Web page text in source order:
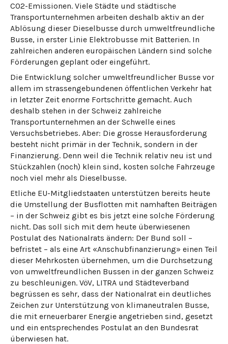
CO2-Emissionen. Viele Städte und städtische
Transportunternehmen arbeiten deshalb aktiv an der
Ablösung dieser Dieselbusse durch umweltfreundliche
Busse, in erster Linie Elektrobusse mit Batterien. In
zahlreichen anderen europäischen Ländern sind solche
Förderungen geplant oder eingeführt.
Die Entwicklung solcher umweltfreundlicher Busse vor
allem im strassengebundenen öffentlichen Verkehr hat
in letzter Zeit enorme Fortschritte gemacht. Auch
deshalb stehen in der Schweiz zahlreiche
Transportunternehmen an der Schwelle eines
Versuchsbetriebes. Aber: Die grosse Herausforderung
besteht nicht primär in der Technik, sondern in der
Finanzierung. Denn weil die Technik relativ neu ist und
Stückzahlen (noch) klein sind, kosten solche Fahrzeuge
noch viel mehr als Dieselbusse.
Etliche EU-Mitgliedstaaten unterstützen bereits heute
die Umstellung der Busflotten mit namhaften Beiträgen
– in der Schweiz gibt es bis jetzt eine solche Förderung
nicht. Das soll sich mit dem heute überwiesenen
Postulat des Nationalrats ändern: Der Bund soll –
befristet – als eine Art «Anschubfinanzierung» einen Teil
dieser Mehrkosten übernehmen, um die Durchsetzung
von umweltfreundlichen Bussen in der ganzen Schweiz
zu beschleunigen. VöV, LITRA und Städteverband
begrüssen es sehr, dass der Nationalrat ein deutliches
Zeichen zur Unterstützung von klimaneutralen Busse,
die mit erneuerbarer Energie angetrieben sind, gesetzt
und ein entsprechendes Postulat an den Bundesrat
überwiesen hat.